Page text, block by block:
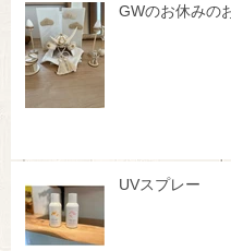
GWのお休みの
UVスプレー